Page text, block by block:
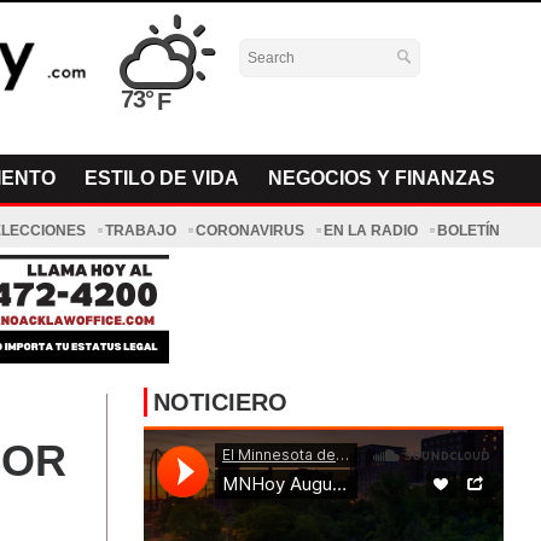
73°
ESTILO DE VIDA NEGOCIOS Y FINANZAS
TRABAJO CORONAVIRUS EN LA RADIO BOLETÍN
NOTICIERO